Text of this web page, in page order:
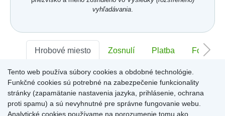
vyhľadávania.
Hrobové miesto Zosnulí Platba Foto
Sektor:- Rad:- Číslo:-
Miesto pre informácie o hrobovom mieste
Tento web používa súbory cookies a obdobné technológie.
Funkčné cookies sú potrebné na zabezpečenie funkcionality
stránky (zapamätanie nastavenia jazyka, prihlásenie, ochrana
proti spamu) a sú nevyhnutné pre správne fungovanie webu.
Analytické cookies používame na porozumenie tomu ako